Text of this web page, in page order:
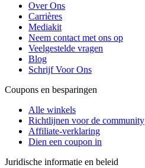
Over Ons
Carrières
Mediakit
Neem contact met ons op
Veelgestelde vragen
Blog
Schrijf Voor Ons
Coupons en besparingen
Alle winkels
Richtlijnen voor de community
Affiliate-verklaring
Dien een coupon in
Juridische informatie en beleid